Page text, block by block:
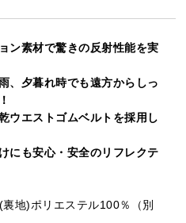
ン素材で驚きの反射性能を実
、夕暮れ時でも遠方からしっ
ウエストゴムベルトを採用し
にも安心・安全のリフレクテ
地)ポリエステル100％（別